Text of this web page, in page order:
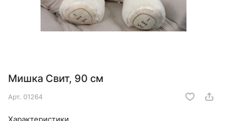
Мишка Свит, 90 см
Арт. 01264